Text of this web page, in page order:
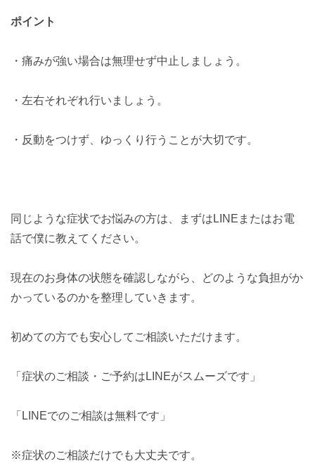
ポイント
・痛みが強い場合は無理せず中止しましょう。
・左右それぞれ行いましょう。
・反動をつけず、ゆっくり行うことが大切です。
同じような症状でお悩みの方は、まずはLINEまたはお電
話で僕に教えてください。
現在のお身体の状態を確認しながら、どのような負担がか
かっているのかを整理していきます。
初めての方でも安心してご相談いただけます。
「症状のご相談・ご予約はLINEがスムーズです」
「LINEでのご相談は無料です」
※症状のご相談だけでも大丈夫です。